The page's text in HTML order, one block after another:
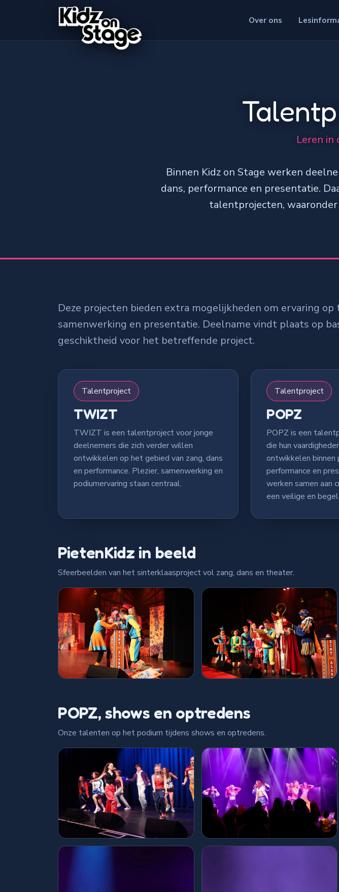
Over ons
Leren in
Binnen Kidz on Stage werken
dans, performance en presentatie.
talentprojecten, waaronder
Deze projecten bieden extra mogelijkheden om ervaring
samenwerking en presentatie. Deelname vindt plaats op
geschiktheid voor het betreffende project.
Talentproject
TWIZT
TWIZT is een talentproject voor jonge
deelnemers die zich verder willen
ontwikkelen op het gebied van zang, dans
en performance. Plezier, samenwerking en
podiumervaring staan centraal.
Talentproject
POPZ
POPZ is een
die hun
ontwikkelen binnen
performance en
werken samen aan
een veilige en
PietenKidz in beeld
Sfeerbeelden van het sinterklaasproject vol zang, dans en theater.
POPZ, shows en optredens
Onze talenten op het podium tijdens shows en optredens.